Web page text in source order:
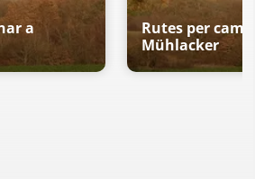
a
Rutes per
Mühlacker